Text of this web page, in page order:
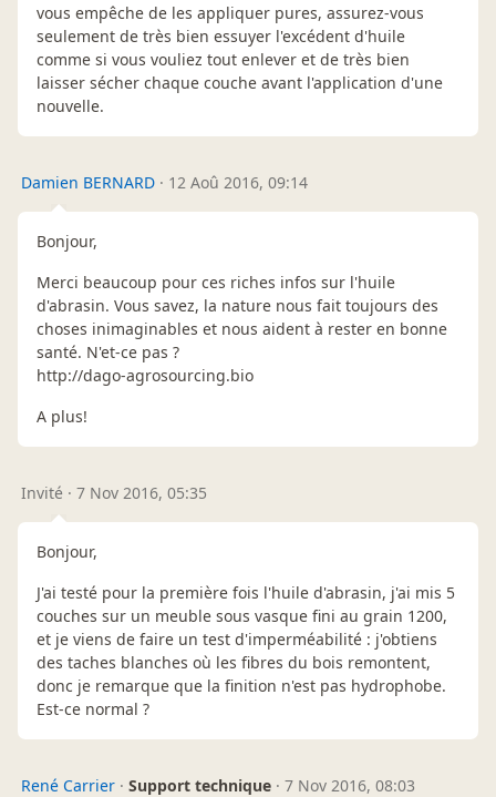
vous empêche de les appliquer pures, assurez-vous
seulement de très bien essuyer l'excédent d'huile
comme si vous vouliez tout enlever et de très bien
laisser sécher chaque couche avant l'application d'une
nouvelle.
Damien BERNARD · 12 Aoû 2016, 09:14
Bonjour,
Merci beaucoup pour ces riches infos sur l'huile
d'abrasin. Vous savez, la nature nous fait toujours des
choses inimaginables et nous aident à rester en bonne
santé. N'et-ce pas ?
http://dago-agrosourcing.bio
A plus!
Invité · 7 Nov 2016, 05:35
Bonjour,
J'ai testé pour la première fois l'huile d'abrasin, j'ai mis 5
couches sur un meuble sous vasque fini au grain 1200,
et je viens de faire un test d'imperméabilité : j'obtiens
des taches blanches où les fibres du bois remontent,
donc je remarque que la finition n'est pas hydrophobe.
Est-ce normal ?
René Carrier · Support technique · 7 Nov 2016, 08:03